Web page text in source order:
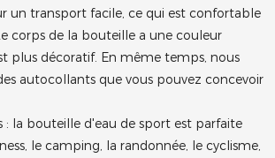
un transport facile, ce qui est confortable
corps de la bouteille a une couleur
plus décoratif. En même temps, nous
autocollants que vous pouvez concevoir
: la bouteille d'eau de sport est parfaite
le camping, la randonnée, le cyclisme,